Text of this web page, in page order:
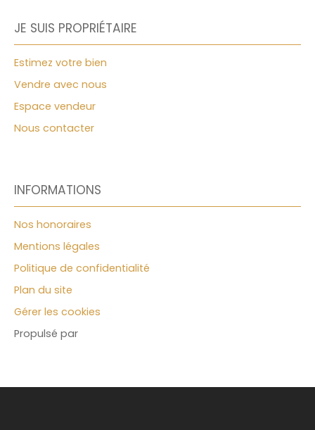
JE SUIS PROPRIÉTAIRE
Estimez votre bien
Vendre avec nous
Espace vendeur
Nous contacter
INFORMATIONS
Nos honoraires
Mentions légales
Politique de confidentialité
Plan du site
Gérer les cookies
Propulsé par